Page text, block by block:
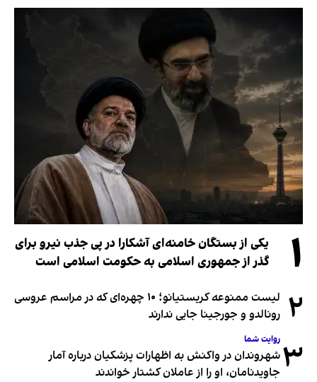
۱
یکی از بستگان خامنه‌ای آشکارا در پی جذب نیرو برای
گذر از جمهوری اسلامی به حکومت اسلامی است
۲
لیست ممنوعه کریستیانو؛ ۱۰ چهره‌ای که در مراسم عروسی
رونالدو و جورجینا جایی ندارند
۳ روایت شما
شهروندان در واکنش به اظهارات پزشکیان درباره آمار
جاویدنامان، او را از عاملان کشتار خواندند